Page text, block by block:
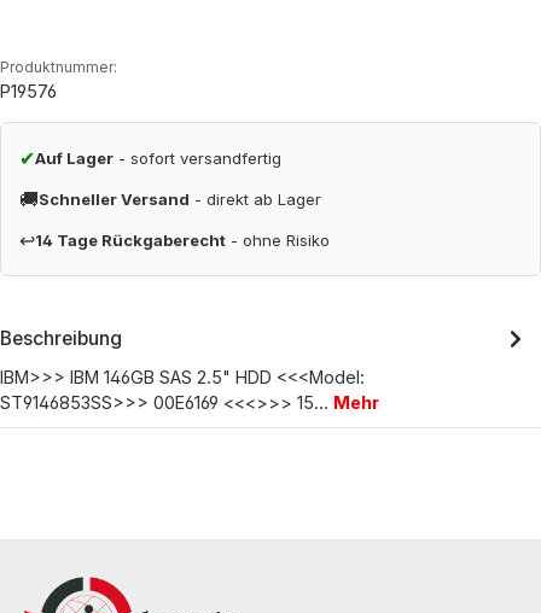
Produktnummer:
P19576
✔Auf Lager - sofort versandfertig
🚚Schneller Versand - direkt ab Lager
↩14 Tage Rückgaberecht - ohne Risiko
Beschreibung
IBM>>> IBM 146GB SAS 2.5" HDD <<<Model:
ST9146853SS>>> 00E6169 <<<>>> 15… Mehr